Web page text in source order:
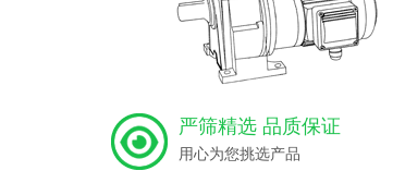
严筛精选 品质保证
用心为您挑选产品